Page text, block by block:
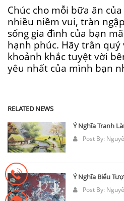
Chúc cho mỗi bữa ăn
nhiều niềm vui, tràn
sống gia đình của bạn
hạnh phúc. Hãy trân
khoảnh khắc tuyệt vời
yêu nhất của mình bạn
RELATED NEWS
Ý Nghĩa Tranh
Post By:
Ý Nghĩa Biểu
Post By: